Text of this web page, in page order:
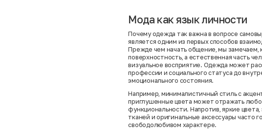
Мода как язык личности
Почему одежда так важна в вопросе
является одним из первых способов
Прежде чем начать общение, мы замечаем,
поверхностность, а естественная часть
визуальное восприятие. Одежда может
профессии и социального статуса до
эмоционального состояния.
Например, минималистичный стиль с
приглушенные цвета может отражать
функциональности. Напротив, яркие
тканей и оригинальные аксессуары часто
свободолюбивом характере.